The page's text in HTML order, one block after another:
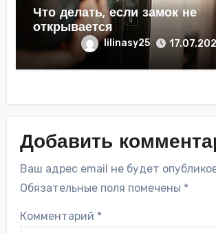
Что делать, если замок не
открывается
lilinasy25
Добавить
Ваш адрес email не будет
Обязательные поля помечены *
Комментарий *